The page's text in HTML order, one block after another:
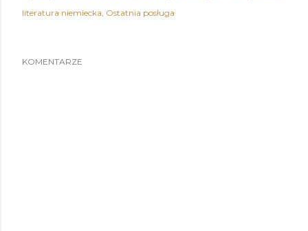
literatura niemiecka Ostatnia posługa
KOMENTARZE